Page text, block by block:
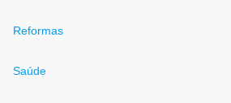
Reformas
Saúde